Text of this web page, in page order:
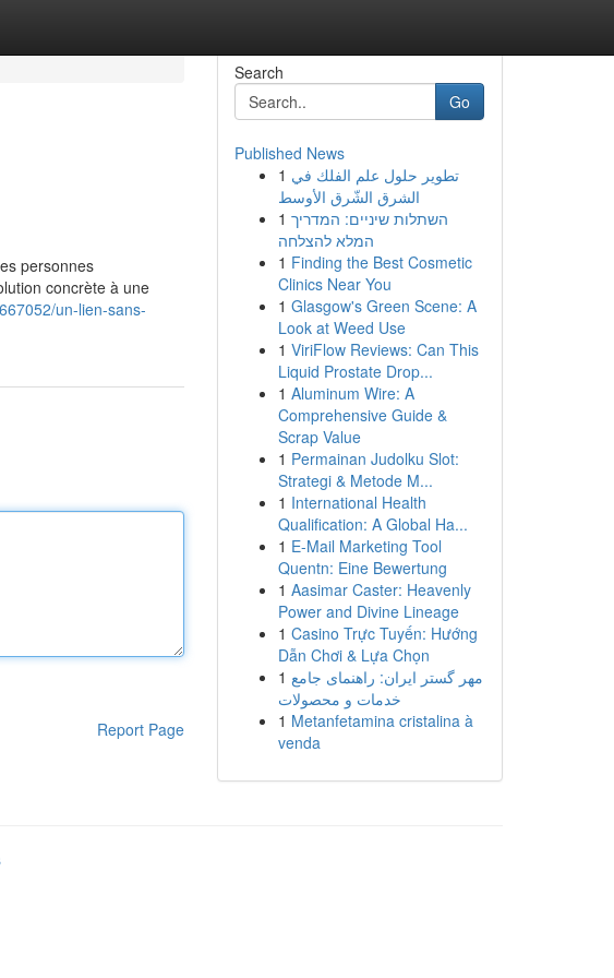
personnes
concrète à une
un-lien-sans-
Report Page
Search
Go
Published News
1 تطوير حلول علم الفلك في
الشرق الشّرق الأوسط
1 השתלות שיניים: המדריך
המלא להצלחה
1 Finding the Best Cosmetic
Clinics Near You
1 Glasgow's Green Scene: A
Look at Weed Use
1 ViriFlow Reviews: Can This
Liquid Prostate Drop...
1 Aluminum Wire: A
Comprehensive Guide &
Scrap Value
1 Permainan Judolku Slot:
Strategi & Metode M...
1 International Health
Qualification: A Global Ha...
1 E-Mail Marketing Tool
Quentn: Eine Bewertung
1 Aasimar Caster: Heavenly
Power and Divine Lineage
1 Casino Trực Tuyến: Hướng
Dẫn Chơi & Lựa Chọn
1 مهر گستر ایران: راهنمای جامع
خدمات و محصولات
1 Metanfetamina cristalina à
venda